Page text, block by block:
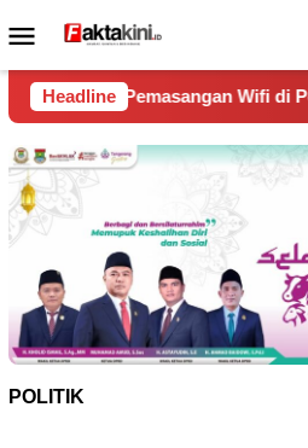
ke
Menu
Mobile
Headline
Wifi di Perumahan Taman
POLITIK